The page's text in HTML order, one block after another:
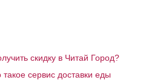
скидку в Читай Город?
такое сервис доставки еды